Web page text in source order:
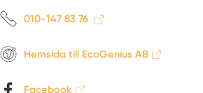
010-147 83 76
Hemsida till EcoGenius AB
Facebook